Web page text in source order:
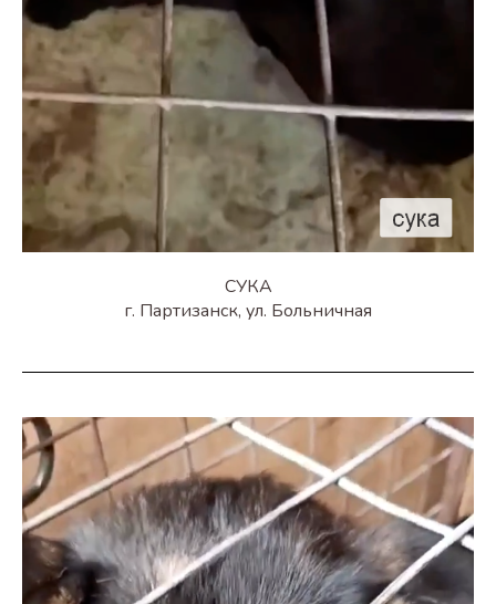
СУКА
г. Партизанск, ул. Больничная